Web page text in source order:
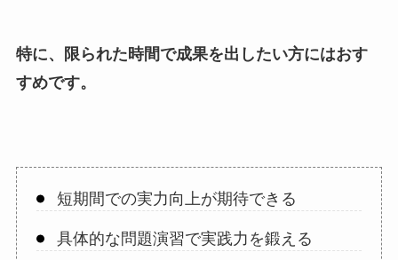
特に、限られた時間で成果を出したい方にはおす
すめです。
短期間での実力向上が期待できる
具体的な問題演習で実践力を鍛える